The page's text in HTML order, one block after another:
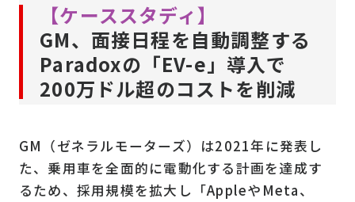
【ケーススタディ】
GM、面接日程を自動調整する
Paradoxの「EV-e」導入で
200万ドル超のコストを削減
GM（ゼネラルモーターズ）は2021年に発表し
た、乗用車を全面的に電動化する計画を達成す
るため、採用規模を拡大し「AppleやMeta、